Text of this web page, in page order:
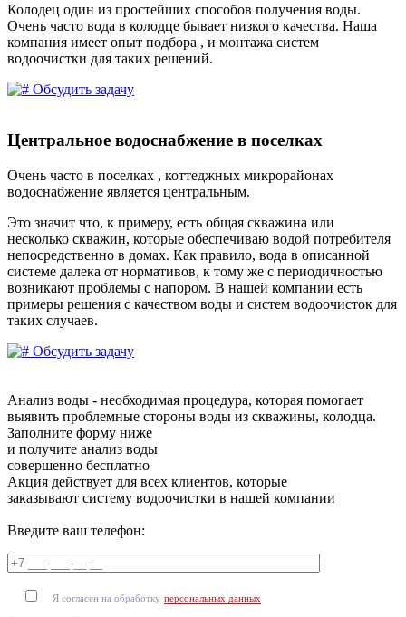
Колодец один из простейших способов получения воды.
Очень часто вода в колодце бывает низкого качества. Наша
компания имеет опыт подбора , и монтажа систем
водоочистки для таких решений.
Обсудить задачу
Центральное водоснабжение в поселках
Очень часто в поселках , коттеджных микрорайонах
водоснабжение является центральным.
Это значит что, к примеру, есть общая скважина или
несколько скважин, которые обеспечиваю водой потребителя
непосредственно в домах. Как правило, вода в описанной
системе далека от нормативов, к тому же с периодичностью
возникают проблемы с напором. В нашей компании есть
примеры решения с качеством воды и систем водоочисток для
таких случаев.
Обсудить задачу
Анализ воды - необходимая процедура, которая помогает
выявить проблемные стороны воды из скважины, колодца.
Заполните форму ниже
и получите анализ воды
совершенно бесплатно
Акция действует для всех клиентов, которые
заказывают систему водоочистки в нашей компании
Введите ваш телефон:
Я согласен на обработку персональных данных